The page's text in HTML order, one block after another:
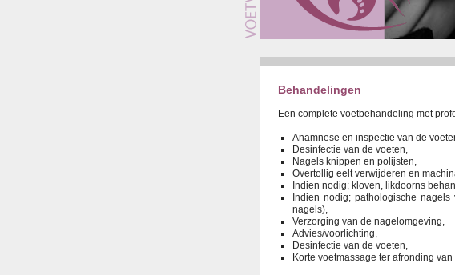
Behandelingen
Een complete voetbehandeling met
Anamnese en inspectie van de
Desinfectie van de voeten,
Nagels knippen en polijsten,
Overtollig eelt verwijderen en
Indien nodig; kloven, likdoorns
Indien nodig; pathologische
nagels),
Verzorging van de nagelomgeving,
Advies/voorlichting,
Desinfectie van de voeten,
Korte voetmassage ter afronding